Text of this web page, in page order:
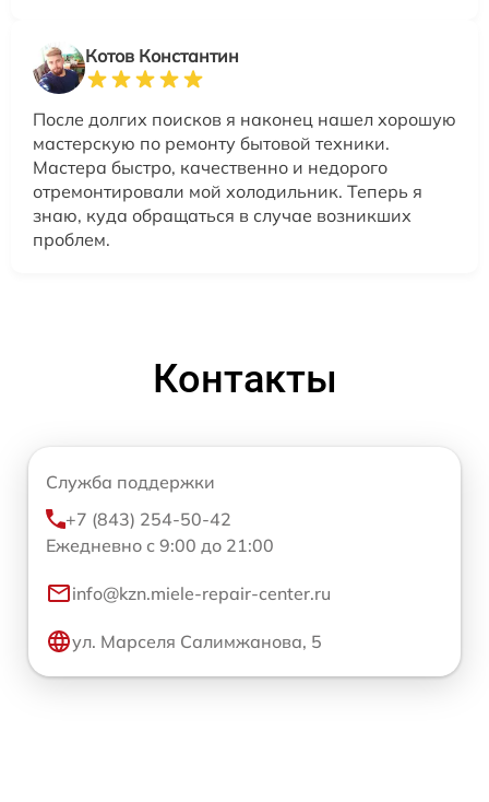
Котов Константин
После долгих поисков я наконец нашел хорошую
мастерскую по ремонту бытовой техники.
Мастера быстро, качественно и недорого
отремонтировали мой холодильник. Теперь я
знаю, куда обращаться в случае возникших
проблем.
Контакты
Служба поддержки
+7 (843) 254-50-42
Ежедневно с 9:00 до 21:00
info@kzn.miele-repair-center.ru
ул. Марселя Салимжанова, 5